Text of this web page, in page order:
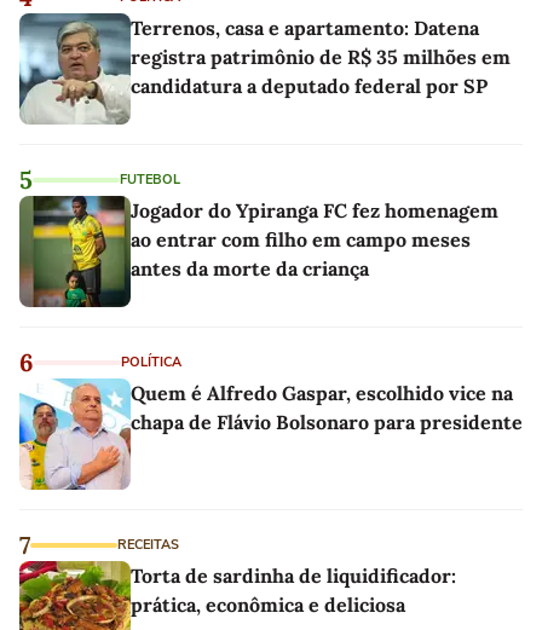
Terrenos, casa e apartamento: Datena
registra patrimônio de R$ 35 milhões em
candidatura a deputado federal por SP
5 FUTEBOL
Jogador do Ypiranga FC fez homenagem
ao entrar com filho em campo meses
antes da morte da criança
6 POLÍTICA
Quem é Alfredo Gaspar, escolhido vice na
chapa de Flávio Bolsonaro para presidente
7 RECEITAS
Torta de sardinha de liquidificador:
prática, econômica e deliciosa